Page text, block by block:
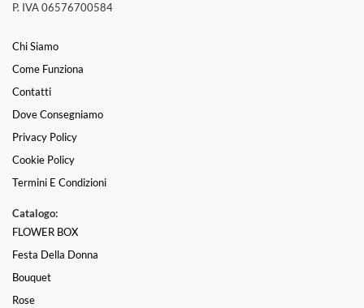
P. IVA 06576700584
Chi Siamo
Come Funziona
Contatti
Dove Consegniamo
Privacy Policy
Cookie Policy
Termini E Condizioni
Catalogo:
FLOWER BOX
Festa Della Donna
Bouquet
Rose